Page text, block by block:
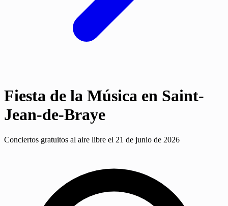
Fiesta de la Música en Saint-
Jean-de-Braye
Conciertos gratuitos al aire libre el 21 de junio de 2026